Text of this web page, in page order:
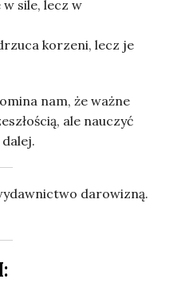
sile, lecz w
korzeni, lecz je
nam, że ważne
ale nauczyć
darowizną.